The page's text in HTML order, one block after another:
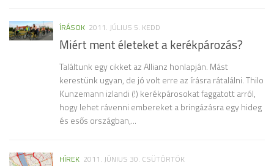
ÍRÁSOK 2011. JÚLIUS 5. KEDD
Miért ment életeket a kerékpározás?
Találtunk egy cikket az Allianz honlapján. Mást
kerestünk ugyan, de jó volt erre az írásra rátalálni. Thilo
Kunzemann izlandi (!) kerékpárosokat faggatott arról,
hogy lehet rávenni embereket a bringázásra egy hideg
és esős országban,...
HÍREK 2011. JÚNIUS 30. CSÜTÖRTÖK